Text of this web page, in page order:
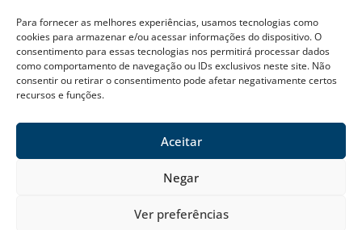
Para fornecer as melhores experiências, usamos tecnologias como
cookies para armazenar e/ou acessar informações do dispositivo. O
consentimento para essas tecnologias nos permitirá processar dados
como comportamento de navegação ou IDs exclusivos neste site. Não
consentir ou retirar o consentimento pode afetar negativamente certos
recursos e funções.
Aceitar
Negar
Ver preferências
© Riviera de São Lourenço Todos os Direitos Reservados 2026